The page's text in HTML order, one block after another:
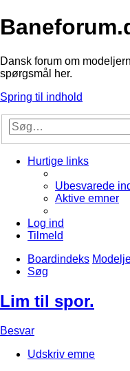
Dansk forum om
spørgsmål her.
Spring til indhold
Hurtige links
Ubesvarede
Aktive emner
Log ind
Tilmeld
Boardindeks
Søg
Lim til spor.
Besvar
Udskriv emne